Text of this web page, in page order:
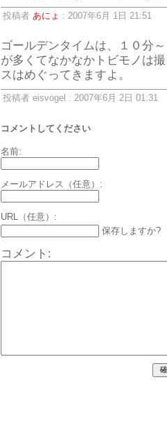
投稿者 あにょ : 2007年6月 1日 21:51
ゴールデンタイムは、１０分
が多くてなかなかトビモノは
スはめぐってきますよ。
投稿者 eisvogel : 2007年6月 2日 01:31
コメントしてください
名前:
メールアドレス（任意）:
URL（任意）:
保存しますか?
コメント: